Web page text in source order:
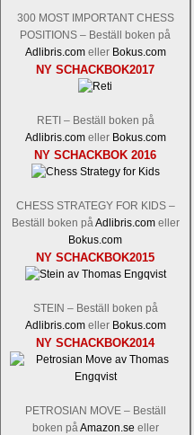
300 MOST IMPORTANT CHESS
POSITIONS – Beställ boken på
Adlibris.comeller Bokus.com
NY SCHACKBOK2017
RETI – Beställ boken på
Adlibris.comeller Bokus.com
NY SCHACKBOK 2016
CHESS STRATEGY FOR KIDS –
Beställ boken påAdlibris.comeller
Bokus.com
NY SCHACKBOK2015
STEIN – Beställ boken på
Adlibris.comeller Bokus.com
NY SCHACKBOK2014
PETROSIAN MOVE – Beställ
boken påAmazon.se eller